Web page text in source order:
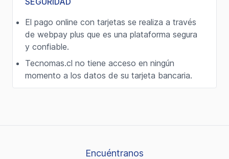
El pago online con tarjetas se realiza a través
de webpay plus que es una plataforma segura
y confiable.
Tecnomas.cl no tiene acceso en ningún
momento a los datos de su tarjeta bancaria.
Encuéntranos